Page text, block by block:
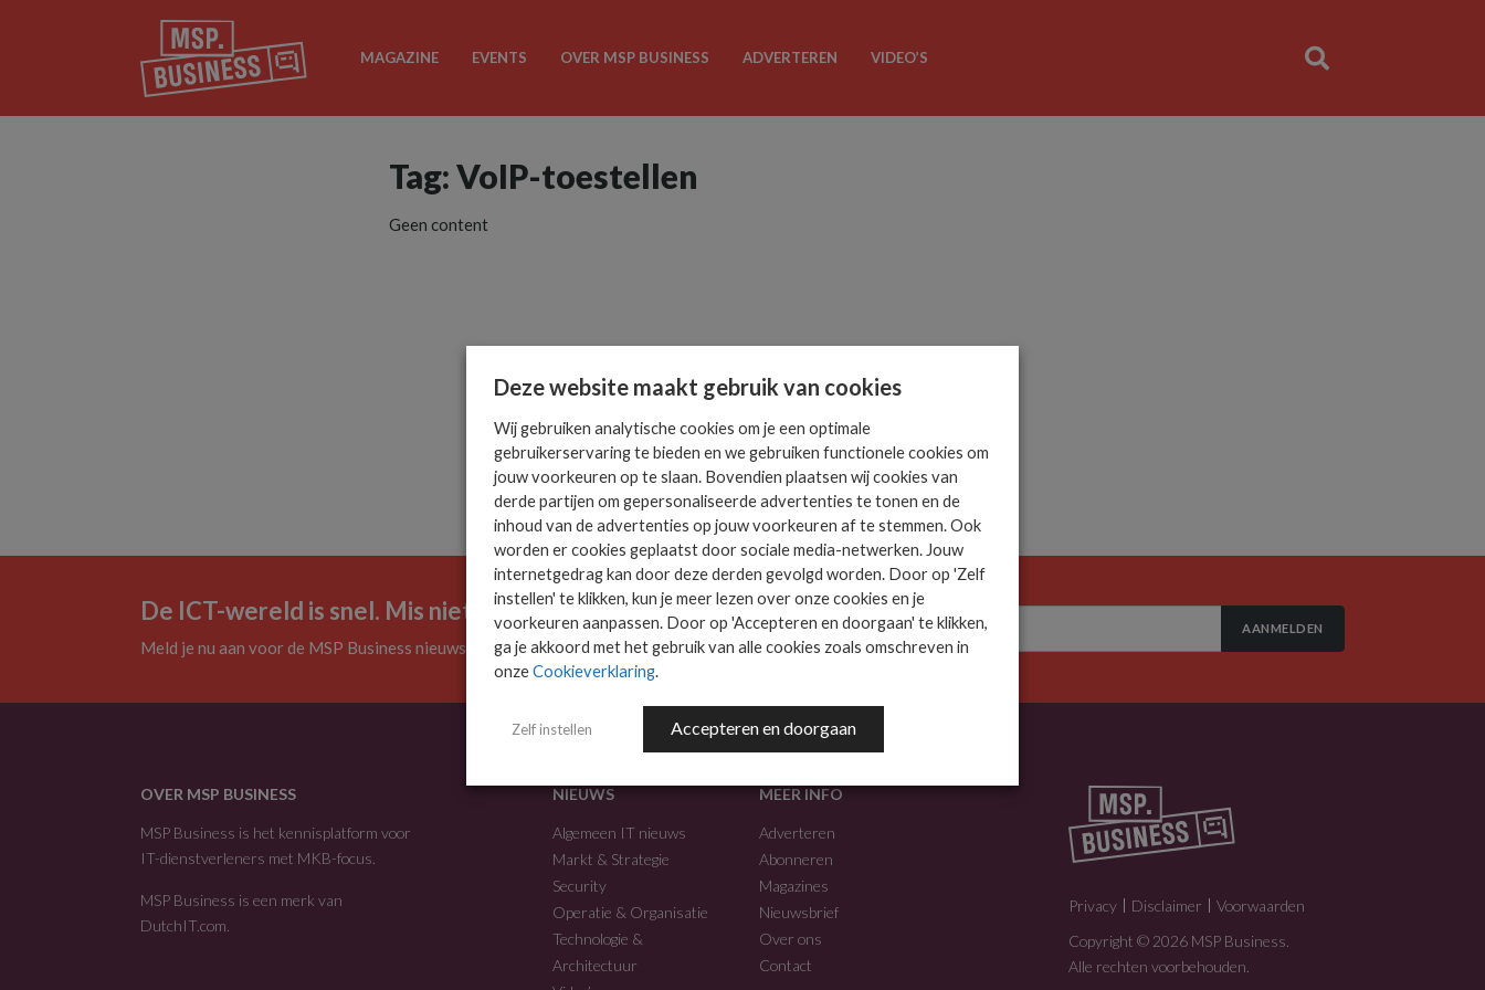
MAGAZINE EVENTS OVER MSP BUSINESS ADVERTEREN VIDEO’S
Tag: VoIP-toestellen
Geen content
De ICT-wereld is snel. Mis niets.
Meld je nu aan voor de MSP Business nieuwsbrief.
AANMELDEN
OVER MSP BUSINESS
MSP Business is het kennisplatform voor
IT-dienstverleners met MKB-focus.
MSP Business is een merk van
DutchIT.com
NIEUWS
Algemeen IT nieuws
Markt & Strategie
Security
Operatie & Organisatie
Technologie &
Architectuur
MEER INFO
Adverteren
Abonneren
Magazines
Nieuwsbrief
Over ons
Contact
Privacy Disclaimer
Voorwaarden
Copyright © 2026 MSP Business.
Alle rechten voorbehouden.
Deze website maakt gebruik van cookies
Wij gebruiken analytische cookies om je een optimale
gebruikerservaring te bieden en we gebruiken functionele cookies om
jouw voorkeuren op te slaan. Bovendien plaatsen wij cookies van
derde partijen om gepersonaliseerde advertenties te tonen en de
inhoud van de advertenties op jouw voorkeuren af te stemmen. Ook
worden er cookies geplaatst door sociale media-netwerken. Jouw
internetgedrag kan door deze derden gevolgd worden. Door op 'Zelf
instellen' te klikken, kun je meer lezen over onze cookies en je
voorkeuren aanpassen. Door op 'Accepteren en doorgaan' te klikken,
ga je akkoord met het gebruik van alle cookies zoals omschreven in
onzeCookieverklaring.
Zelf instellen Accepteren en doorgaan